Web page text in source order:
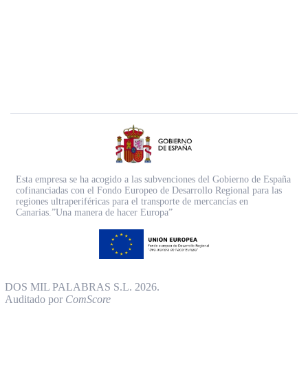
Esta empresa se ha acogido a las subvenciones del Gobierno de España
cofinanciadas con el Fondo Europeo de Desarrollo Regional para las
regiones ultraperiféricas para el transporte de mercancías en
Canarias.”Una manera de hacer Europa”
DOS MIL PALABRAS S.L. 2026.
Auditado por ComScore